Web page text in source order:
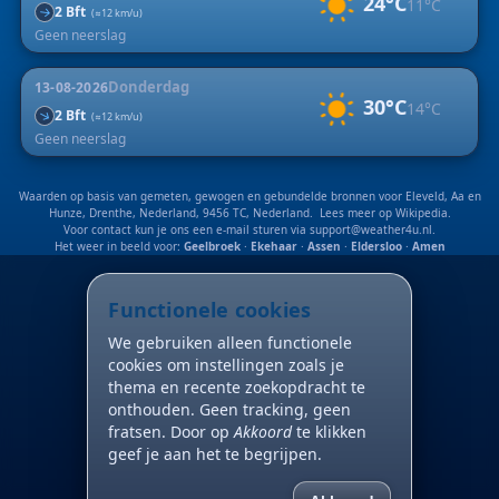
11°C
Geen neerslag
↑2 Bft (≈12 km/u)
13-08-2026Donderdag
30°C14°C
Geen neerslag
↑2 Bft (≈12 km/u)
Waarden op basis van gemeten, gewogen en gebundelde bronnen voor Eleveld, Aa en
Hunze, Drenthe, Nederland, 9456 TC, Nederland. Lees meer op Wikipedia.
Voor contact kun je ons een e-mail sturen via support@weather4u.nl.
Het weer in beeld voor: Geelbroek· Ekehaar· Assen · Eldersloo· Amen
Functionele cookies
We gebruiken alleen functionele
cookies om instellingen zoals je
thema en recente zoekopdracht te
onthouden. Geen tracking, geen
fratsen. Door opAkkoordte klikken
geef je aan het te begrijpen.